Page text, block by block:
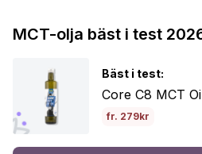
MCT-olja bäst i test
Bäst i test:
Core C8 MCT
fr. 279kr